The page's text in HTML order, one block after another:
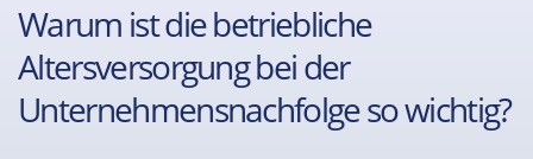
Warum ist die betriebliche
Altersversorgung bei der
Unternehmensnachfolge so wichtig?